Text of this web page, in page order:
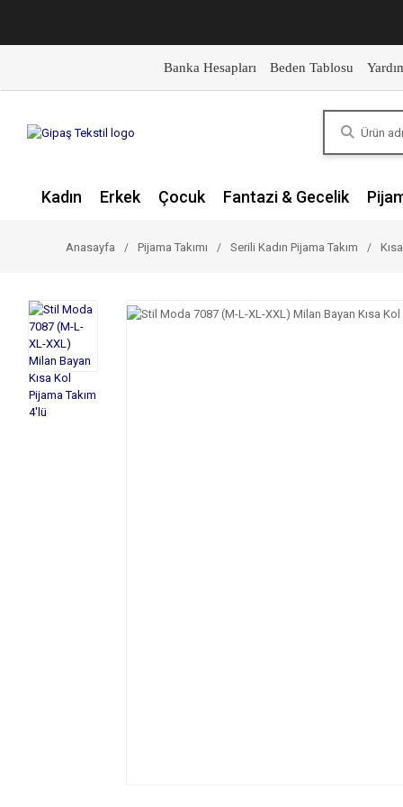
Banka Hesapları Beden Tablosu
Kadın Erkek Çocuk Fantazi & Gecelik
Anasayfa Pijama Takımı Serili Kadın Pijama Takım